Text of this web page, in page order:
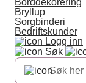
Borddekorering
Bryllup
Sorgbinderi
Bedriftskunder
Logg inn
Søk